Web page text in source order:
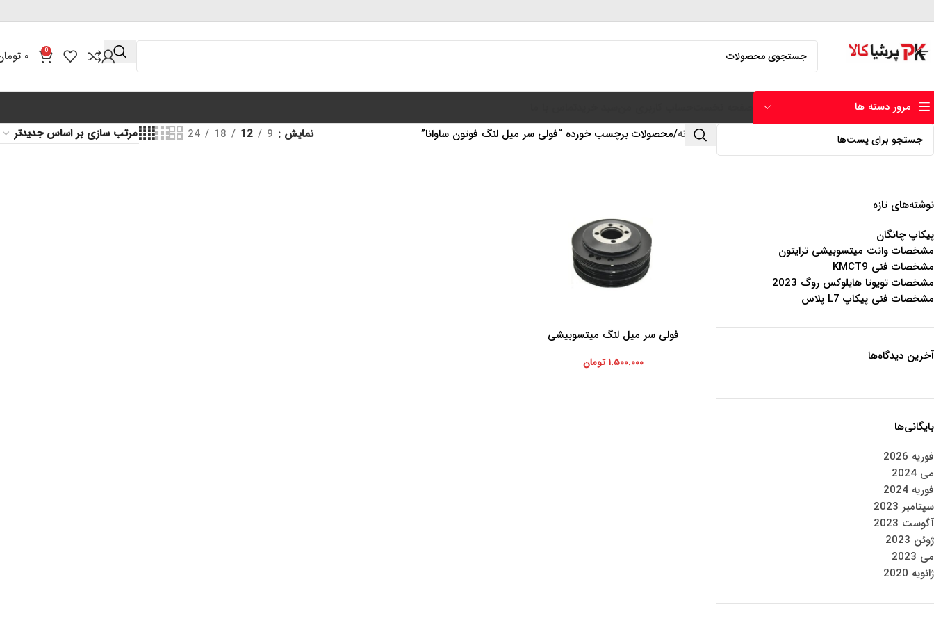
0 ۰
مرور دسته ها
نوشته‌های تازه
پیکاپ چانگان
مشخصات وانت میتسوبیشی ترایتون
مشخصات فنی KMCT9
مشخصات تویوتا هایلوکس روگ 2023
مشخصات فنی پیکاپ L7 پلاس
آخرین دیدگاه‌ها
بایگانی‌ها
فوریه 2026
می 2024
فوریه 2024
سپتامبر 2023
آگوست 2023
ژوئن 2023
می 2023
ژانویه 2020
خانه محصولات برچسب خورده “فولی سر میل لنگ فوتون ساوانا” نمایش 9
12
18
24
افزودن به سبد خرید
فولی سر میل لنگ میتسوبیشی
۱.۵۰۰.۰۰۰تومان